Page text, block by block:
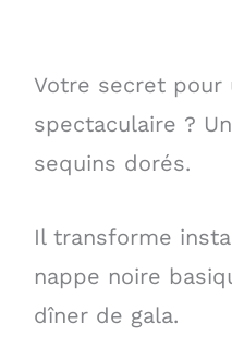
Votre secret
spectaculaire ?
sequins dorés.
Il transforme
nappe noire
dîner de gala.